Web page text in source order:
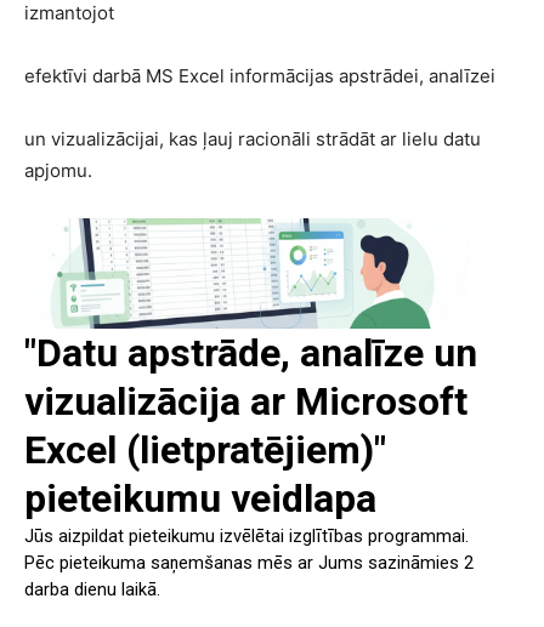
izmantojot
efektīvi darbā MS Excel informācijas apstrādei, analīzei
un vizualizācijai, kas ļauj racionāli strādāt ar lielu datu
apjomu.